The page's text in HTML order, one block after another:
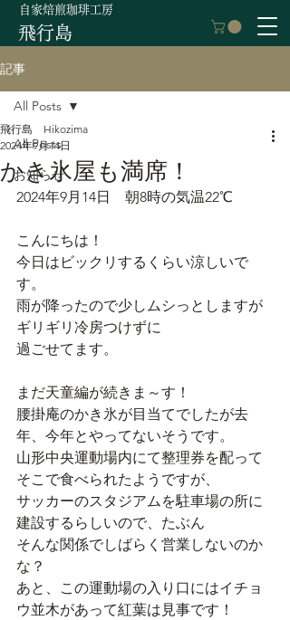
自家焙煎珈琲工房
飛行島
記事
All Posts
お知らせ
All Posts
かき氷屋も満席！
飛行島 Hikozima
2024年9月14日
2024年9月14日　朝8時の気温22℃
こんにちは！
今日はビックリするくらい涼しいで
す。
雨が降ったので少しムシっとしますが
ギリギリ冷房つけずに
過ごせてます。
まだ天童編が続きま～す！
腰掛庵のかき氷が目当てでしたが去
年、今年とやってないそうです。
山形中央運動場内にて整理券を配って
そこで食べられたようですが、
サッカーのスタジアムを駐車場の所に
建設するらしいので、たぶん
そんな関係でしばらく営業しないのか
な？
あと、この運動場の入り口にはイチョ
ウ並木があって紅葉は見事です！